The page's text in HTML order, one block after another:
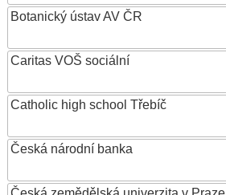
Botanický ústav AV ČR
Caritas VOŠ sociální
Catholic high school Třebíč
Česká národní banka